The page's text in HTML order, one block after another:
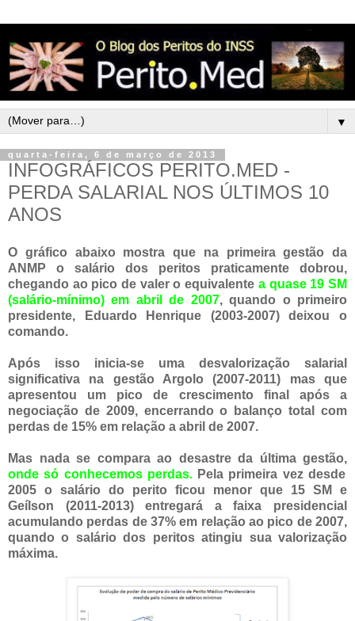
▼
quarta-feira, 6 de março de 2013
INFOGRÁFICOS PERITO.MED -
PERDA SALARIAL NOS ÚLTIMOS 10
ANOS
O gráfico abaixo mostra que na primeira gestão da
ANMP o salário dos peritos praticamente dobrou,
chegando ao pico de valer o equivalente a quase 19 SM
(salário-mínimo) em abril de 2007, quando o primeiro
presidente, Eduardo Henrique (2003-2007) deixou o
comando.
Após isso inicia-se uma desvalorização salarial
significativa na gestão Argolo (2007-2011) mas que
apresentou um pico de crescimento final após a
negociação de 2009, encerrando o balanço total com
perdas de 15% em relação a abril de 2007.
Mas nada se compara ao desastre da última gestão,
onde só conhecemos perdas. Pela primeira vez desde
2005 o salário do perito ficou menor que 15 SM e
Geílson (2011-2013) entregará a faixa presidencial
acumulando perdas de 37% em relação ao pico de 2007,
quando o salário dos peritos atingiu sua valorização
máxima.